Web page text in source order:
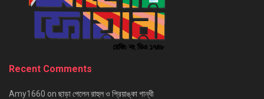
Recent Comments
Amy1660 on ছাড়া পেলেন রাহুল ও প্রিয়াঙ্কা গান্ধী